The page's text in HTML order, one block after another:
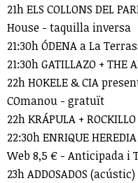
21h ELS COLLONS DEL
House - taquilla inversa
21:30h ÓDENA a La
21:30h GATILLAZO +
22h HOKELE & CIA
COmanou - gratuït
22h KRÁPULA +
22:30h ENRIQUE
Web 8,5 € - Anticipada i
23h ADDOSADOS